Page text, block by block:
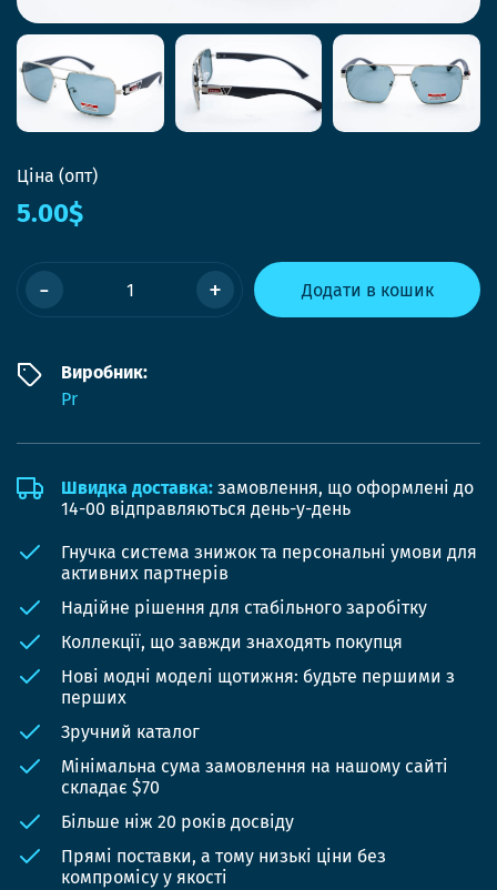
Ціна (опт)
5.00$
- + Додати в кошик
Виробник:
Pr
Швидка доставка: замовлення, що оформлені до
14-00 відправляються день-у-день
Гнучка система знижок та персональні умови для
активних партнерів
Надійне рішення для стабільного заробітку
Коллекції, що завжди знаходять покупця
Нові модні моделі щотижня: будьте першими з
перших
Зручний каталог
Мінімальна сума замовлення на нашому сайті
складає $70
Більше ніж 20 років досвіду
Прямі поставки, а тому низькі ціни без
компромісу у якості